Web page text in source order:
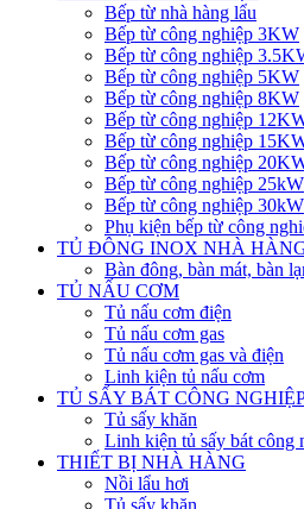
Bếp từ nhà hàng lẩu
Bếp từ công nghiệp 3KW
Bếp từ công nghiệp
Bếp từ công nghiệp 5KW
Bếp từ công nghiệp 8KW
Bếp từ công nghiệp
Bếp từ công nghiệp
Bếp từ công nghiệp
Bếp từ công nghiệp 25kW
Bếp từ công nghiệp 30kW
Phụ kiện bếp từ công
TỦ ĐÔNG INOX NHÀ
Bàn đông, bàn mát, bàn
TỦ NẤU CƠM
Tủ nấu cơm điện
Tủ nấu cơm gas
Tủ nấu cơm gas và điện
Linh kiện tủ nấu cơm
TỦ SẤY BÁT CÔNG
Tủ sấy khăn
Linh kiện tủ sấy bát công
THIẾT BỊ NHÀ HÀNG
Nồi lẩu hơi